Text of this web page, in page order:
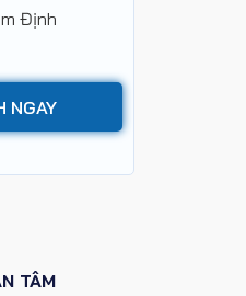
Định
TÂM